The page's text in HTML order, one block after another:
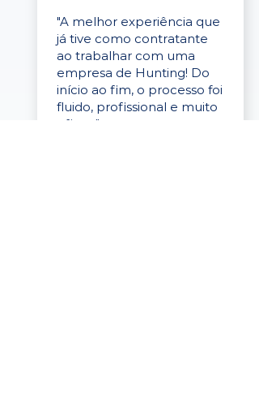
"A melhor experiência que
já tive como contratante
ao trabalhar com uma
empresa de Hunting! Do
início ao fim, o processo foi
fluido, profissional e muito
eficaz."